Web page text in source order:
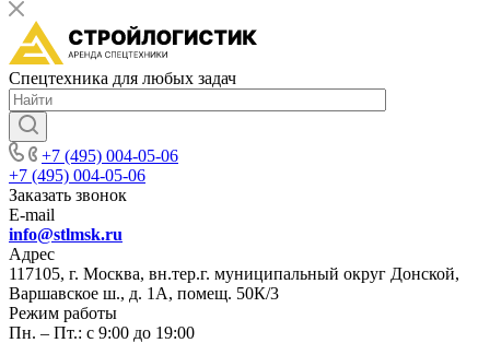
Спецтехника для любых задач
+7 (495) 004-05-06
+7 (495) 004-05-06
Заказать звонок
E-mail
info@stlmsk.ru
Адрес
117105, г. Москва, вн.тер.г. муниципальный округ Донской,
Варшавское ш., д. 1А, помещ. 50К/3
Режим работы
Пн. – Пт.: с 9:00 до 19:00